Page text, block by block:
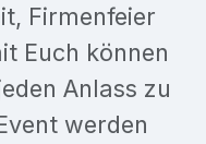
Firmenfeier
Euch können
Anlass zu
werden